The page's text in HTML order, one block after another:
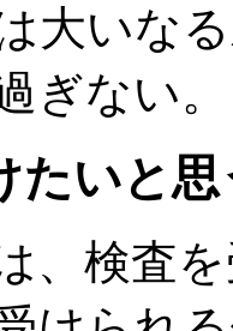
大いな
ぎない。
いと思
、検査